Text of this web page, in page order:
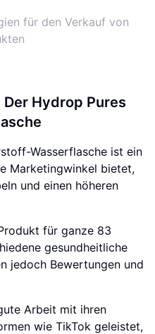
für den Verkauf von
Hydrop Pures
Wasserflasche ist ein
Marketingwinkel bietet,
und einen höheren
für ganze 83
gesundheitliche
jedoch Bewertungen und
Arbeit mit ihren
wie TikTok geleistet,